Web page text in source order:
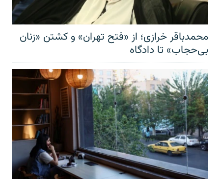
محمدباقر خرازی؛ از «فتح تهران» و کشتن «زنان
بی‌حجاب» تا دادگاه